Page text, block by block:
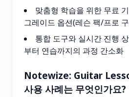
맞춤형 학습을 위한 무료
그레이드 옵션(레슨 팩/프로
통합 도구와 실시간 진행
부터 연습까지의 과정 간소화
Notewize: Guitar
사용 사례는 무엇인가요?